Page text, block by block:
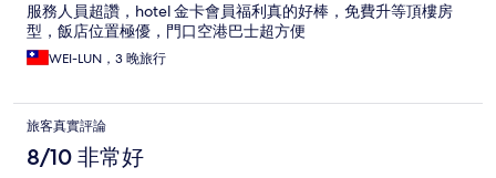
服務人員超讚，hotel 金卡會員福利真的好棒，免費升等頂樓房
型，飯店位置極優，門口空港巴士超方便
WEI-LUN，3 晚旅行
旅客真實評論
8/10 非常好